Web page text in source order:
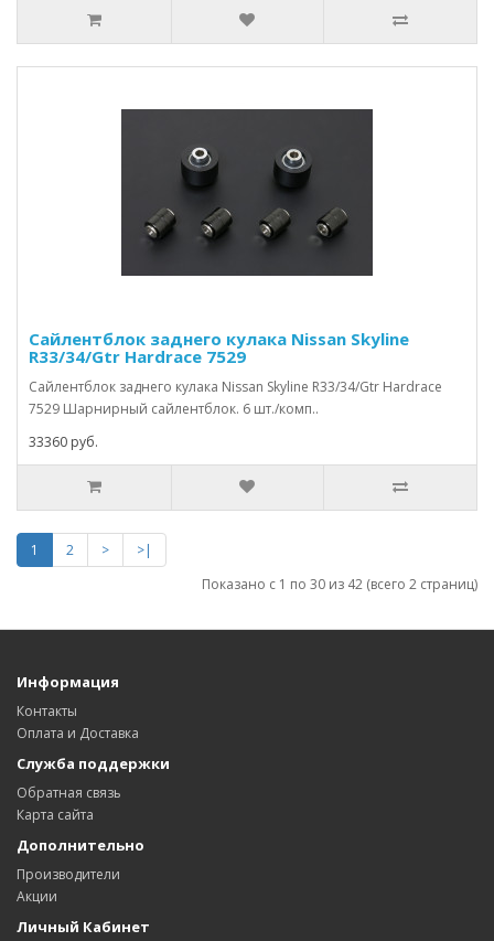
Сайлентблок заднего кулака Nissan Skyline
R33/34/Gtr Hardrace 7529
Сайлентблок заднего кулака Nissan Skyline R33/34/Gtr Hardrace
7529 Шарнирный сайлентблок. 6 шт./комп..
33360 руб.
1 2 >
>|
Показано с 1 по 30 из 42 (всего 2 страниц)
Информация
Контакты
Оплата и Доставка
Служба поддержки
Обратная связь
Карта сайта
Дополнительно
Производители
Акции
Личный Кабинет